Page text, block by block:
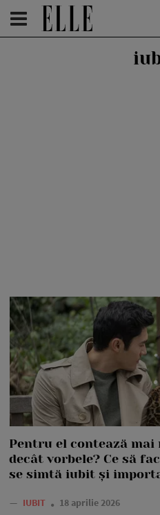
HOMEPAGE /LIFESTYLE
Pentru el contează
decât vorbele? Ce să
se simtă iubit și
— IUBIT 18 aprilie 2026